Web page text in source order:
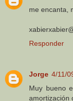
me encanta,
Responder
Jorge 4/11/
Muy bueno
amortización